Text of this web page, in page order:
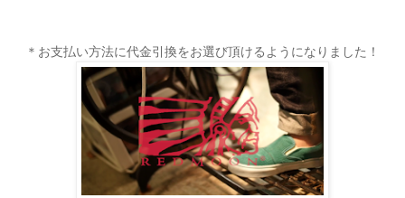
＊お支払い方法に代金引換をお選び頂けるようになりました！